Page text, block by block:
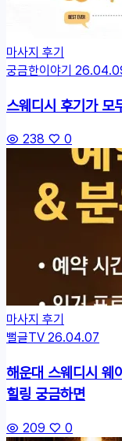
마사지 후기
궁금한이야기
스웨디시 후기가 모
238 0
마사지 후기
뻘글TV26.04.07
해운대 스웨디시 웨
힐링 궁금하면
209 0